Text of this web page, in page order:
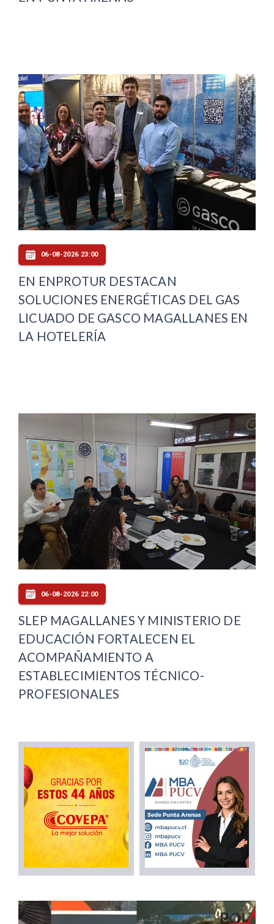
06-08-2026 23:00
EN ENPROTUR DESTACAN
SOLUCIONES ENERGÉTICAS DEL GAS
LICUADO DE GASCO MAGALLANES EN
LA HOTELERÍA
06-08-2026 22:00
SLEP MAGALLANES Y MINISTERIO DE
EDUCACIÓN FORTALECEN EL
ACOMPAÑAMIENTO A
ESTABLECIMIENTOS TÉCNICO-
PROFESIONALES